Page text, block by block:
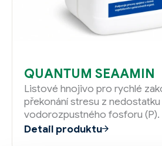
QUANTUM SEAAMIN
Listové hnojivo pro rychlé
překonání stresu z
vodorozpustného fosforu (P).
Detail produktu